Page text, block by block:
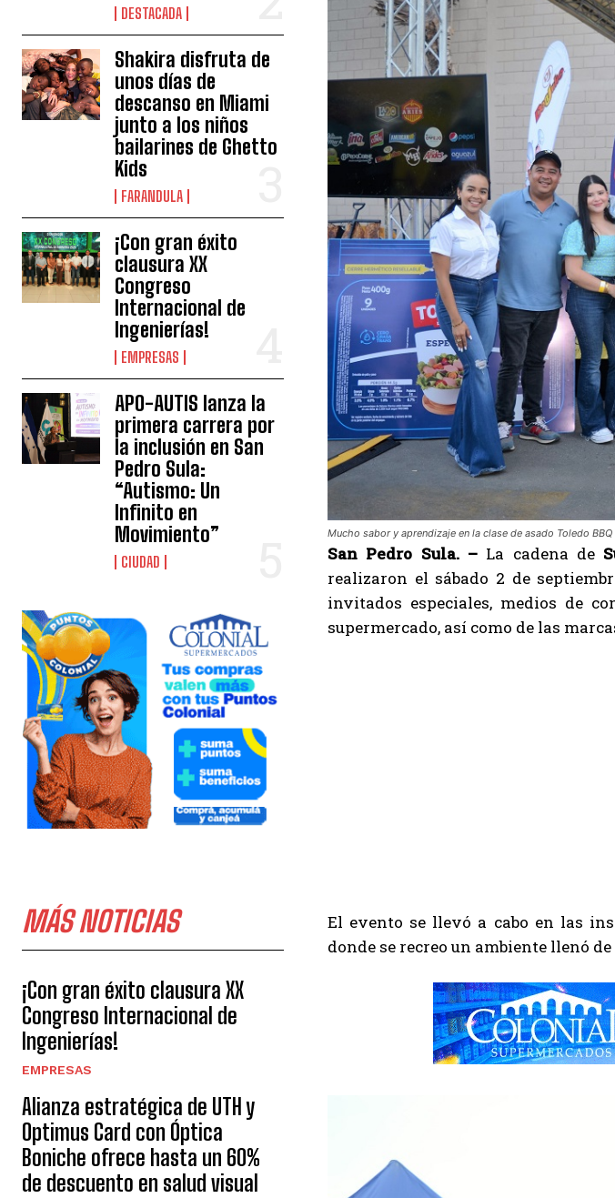
DESTACADA
Shakira disfruta de
unos días de
descanso en Miami
junto a los niños
bailarines de Ghetto
Kids
FARANDULA
¡Con gran éxito
clausura XX
Congreso
Internacional de
Ingenierías!
EMPRESAS
APO-AUTIS lanza la
primera carrera por
la inclusión en San
Pedro Sula:
“Autismo: Un
Infinito en
Movimiento”
CIUDAD
MÁS NOTICIAS
¡Con gran éxito clausura XX
Congreso Internacional de
Ingenierías!
EMPRESAS
Alianza estratégica de UTH y
Optimus Card con Óptica
Boniche ofrece hasta un 60%
de descuento en salud visual
Mucho sabor y aprendizaje en la clase de asado Toledo
San Pedro Sula. –La cadena de
realizaron el sábado 2 de
invitados especiales, medios de
supermercado, así como de las
El evento se llevó a cabo en las
donde se recreo un ambiente llenó